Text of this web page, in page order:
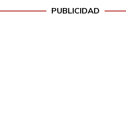
PUBLICIDAD